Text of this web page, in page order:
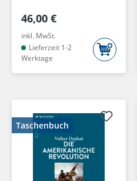
46,00 €
inkl. MwSt.
Lieferzeit 1-2
Werktage
Taschenbuch